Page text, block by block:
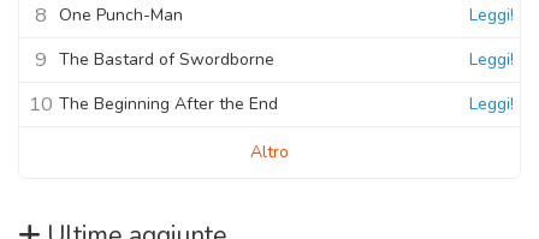
8 One Punch-Man Leggi!
9 The Bastard of Swordborne Leggi!
10 The Beginning After the End Leggi!
Altro